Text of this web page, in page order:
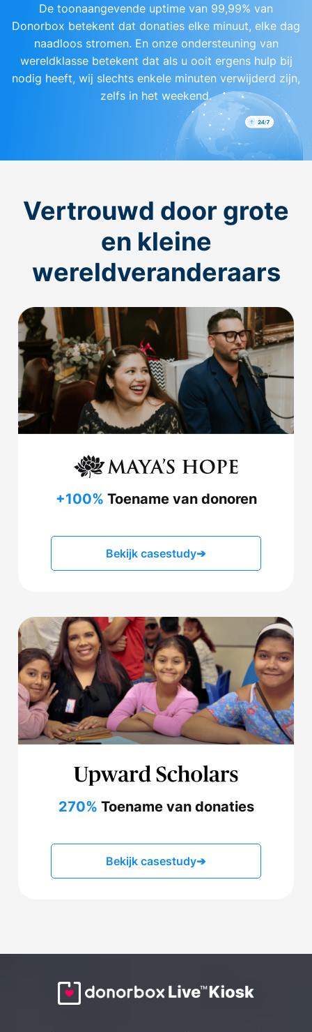
De toonaangevende uptime van 99,99% van
Donorbox betekent dat donaties elke minuut, elke dag
naadloos stromen. En onze ondersteuning van
wereldklasse betekent dat als u ooit ergens hulp bij
nodig heeft, wij slechts enkele minuten verwijderd zijn,
zelfs in het weekend.
Vertrouwd door grote
en kleine
wereldveranderaars
+100% Toename van donoren
Bekijk casestudy➔
270% Toename van donaties
Bekijk casestudy➔